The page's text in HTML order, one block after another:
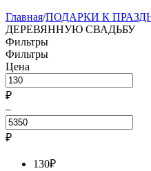
Главная/ПОДАРКИ К
ДЕРЕВЯННУЮ СВАДЬБУ
Фильтры
Фильтры
Цена
₽
–
₽
130₽